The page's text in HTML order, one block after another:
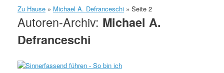
Zu Hause » Michael A. Defranceschi » Seite 2
Autoren-Archiv: Michael A.
Defranceschi